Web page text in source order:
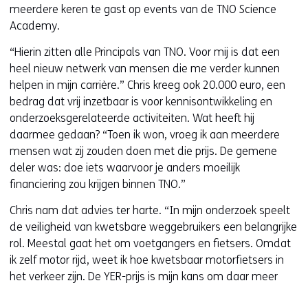
meerdere keren te gast op events van de TNO Science
Academy.
“Hierin zitten alle Principals van TNO. Voor mij is dat een
heel nieuw netwerk van mensen die me verder kunnen
helpen in mijn carrière.” Chris kreeg ook 20.000 euro, een
bedrag dat vrij inzetbaar is voor kennisontwikkeling en
onderzoeksgerelateerde activiteiten. Wat heeft hij
daarmee gedaan? “Toen ik won, vroeg ik aan meerdere
mensen wat zij zouden doen met die prijs. De gemene
deler was: doe iets waarvoor je anders moeilijk
financiering zou krijgen binnen TNO.”
Chris nam dat advies ter harte. “In mijn onderzoek speelt
de veiligheid van kwetsbare weggebruikers een belangrijke
rol. Meestal gaat het om voetgangers en fietsers. Omdat
ik zelf motor rijd, weet ik hoe kwetsbaar motorfietsers in
het verkeer zijn. De YER-prijs is mijn kans om daar meer